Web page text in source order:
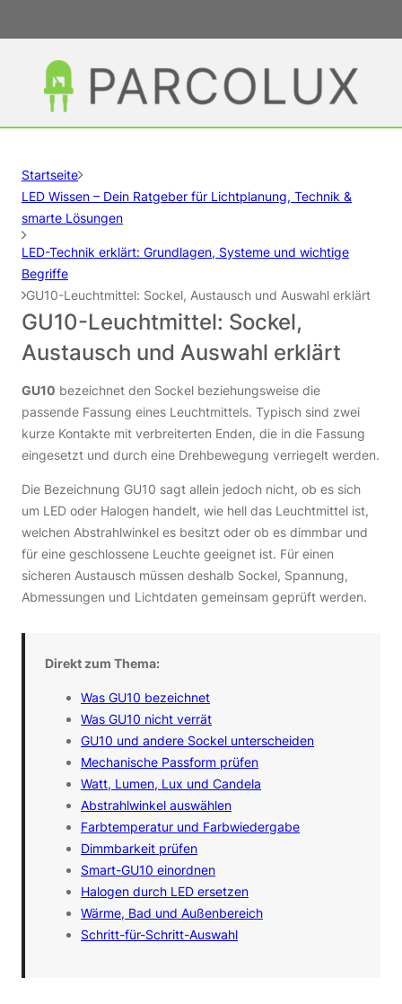
Startseite
LED Wissen – Dein Ratgeber für Lichtplanung, Technik &
smarte Lösungen
LED-Technik erklärt: Grundlagen, Systeme und wichtige
Begriffe
GU10-Leuchtmittel: Sockel, Austausch und Auswahl erklärt
GU10-Leuchtmittel: Sockel,
Austausch und Auswahl erklärt
GU10 bezeichnet den Sockel beziehungsweise die
passende Fassung eines Leuchtmittels. Typisch sind zwei
kurze Kontakte mit verbreiterten Enden, die in die Fassung
eingesetzt und durch eine Drehbewegung verriegelt werden.
Die Bezeichnung GU10 sagt allein jedoch nicht, ob es sich
um LED oder Halogen handelt, wie hell das Leuchtmittel ist,
welchen Abstrahlwinkel es besitzt oder ob es dimmbar und
für eine geschlossene Leuchte geeignet ist. Für einen
sicheren Austausch müssen deshalb Sockel, Spannung,
Abmessungen und Lichtdaten gemeinsam geprüft werden.
Direkt zum Thema:
Was GU10 bezeichnet
Was GU10 nicht verrät
GU10 und andere Sockel unterscheiden
Mechanische Passform prüfen
Watt, Lumen, Lux und Candela
Abstrahlwinkel auswählen
Farbtemperatur und Farbwiedergabe
Dimmbarkeit prüfen
Smart-GU10 einordnen
Halogen durch LED ersetzen
Wärme, Bad und Außenbereich
Schritt-für-Schritt-Auswahl